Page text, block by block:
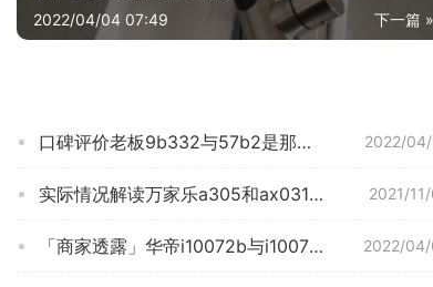
下一篇 »
2022/04/04 07:49
2022/
口碑评价老板9b332与57b2是那款好？图文爆料分析
2021/
实际情况解读万家乐a305和ax031哪款更好？评测结果不看后悔
2022/
「商家透露」华帝i10072b与i10073b的区别？分析哪款更适合你